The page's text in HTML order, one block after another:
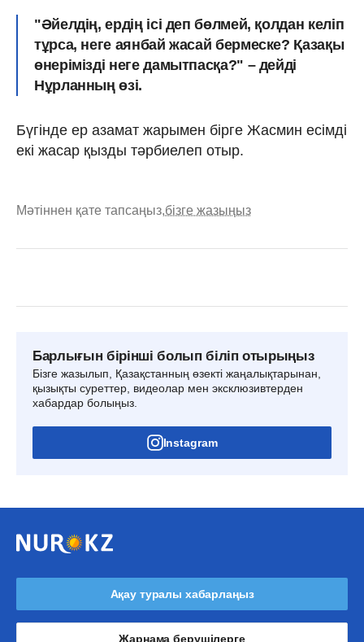
"Әйелдің, ердің ісі деп бөлмей, қолдан келіп
тұрса, неге аянбай жасай бермеске? Қазақы
өнерімізді неге дамытпас­қа?" – дейді
Нұрланның өзі.
Бүгінде ер азамат жарымен бірге Жасмин есімді
екі жасар қызды тәрбиелеп отыр.
Мәтіннен қате тапсаңыз,бізге жазыңыз
Барлығын бірінші болып біліп отырыңыз
Бізге жазылып, Қазақстанның өзекті жаңалықтарынан,
қызықты суреттер, видеолар мен эксклюзивтерден
хабардар болыңыз.
Instagram
Ақау туралы хабарлаңыз
Жарнама берушілерге